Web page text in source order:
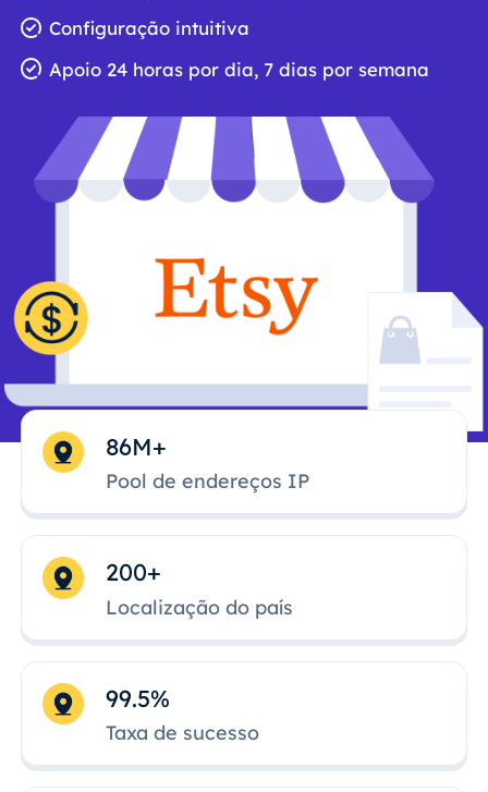
Configuração intuitiva
Apoio 24 horas por dia, 7 dias por semana
86M+
Pool de endereços IP
200+
Localização do país
99.5%
Taxa de sucesso